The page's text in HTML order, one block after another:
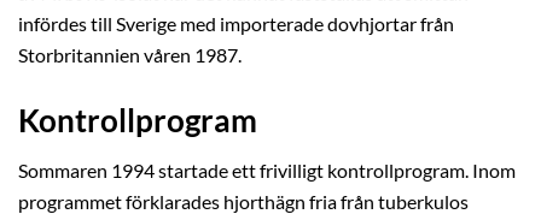
infördes till Sverige med importerade dovhjortar från
Storbritannien våren 1987.
Kontrollprogram
Sommaren 1994 startade ett frivilligt kontrollprogram. Inom
programmet förklarades hjorthägn fria från tuberkulos